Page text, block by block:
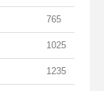
765
1025
1235